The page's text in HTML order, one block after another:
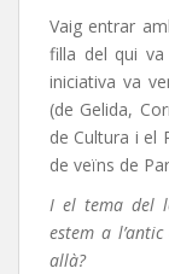
Vaig entrar
filla del qui va
iniciativa va
(de Gelida,
de Cultura i el
de veïns de
I el tema del
estem a
allà?